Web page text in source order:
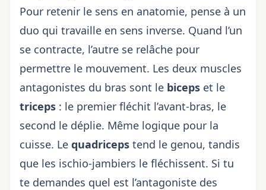
Pour retenir le sens en anatomie, pense à un
duo qui travaille en sens inverse. Quand l’un
se contracte, l’autre se relâche pour
permettre le mouvement. Les deux muscles
antagonistes du bras sont le biceps et le
triceps : le premier fléchit l’avant-bras, le
second le déplie. Même logique pour la
cuisse. Le quadriceps tend le genou, tandis
que les ischio-jambiers le fléchissent. Si tu
te demandes quel est l’antagoniste des